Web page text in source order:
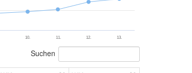
10. 11. 12. 13.
Suchen